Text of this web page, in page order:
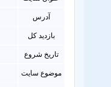
آدرس
بازدید کل
تاریخ شروع
موضوع سایت